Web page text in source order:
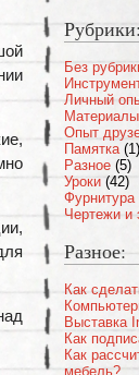
Рубрики:
Без
Личный
Материалы
Опыт
Памятка (1)
Разное (5)
Уроки(42)
Фурнитура
Чертежи и
Разное:
Как
Выставка
Как
Как
мебель?